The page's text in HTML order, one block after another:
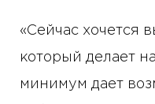
«Сейчас хочется
который делает
минимум дает